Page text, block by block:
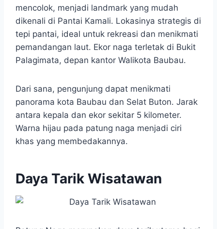
mencolok, menjadi landmark yang mudah
dikenali di Pantai Kamali. Lokasinya strategis di
tepi pantai, ideal untuk rekreasi dan menikmati
pemandangan laut. Ekor naga terletak di Bukit
Palagimata, depan kantor Walikota Baubau.
Dari sana, pengunjung dapat menikmati
panorama kota Baubau dan Selat Buton. Jarak
antara kepala dan ekor sekitar 5 kilometer.
Warna hijau pada patung naga menjadi ciri
khas yang membedakannya.
Daya Tarik Wisatawan